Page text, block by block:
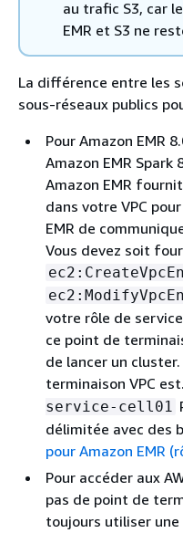
au trafic S3, car
EMR et S3 ne
La différence entre les
sous-réseaux publics
Pour Amazon EMR
Amazon EMR
Amazon EMR
dans votre VPC
EMR de
Vous devez soit
votre rôle de
ce point de
de lancer un
terminaison VPC est.
service-cell01
délimitée avec des
pour Amazon EMR
Pour accéder aux
pas de point de
toujours utiliser une